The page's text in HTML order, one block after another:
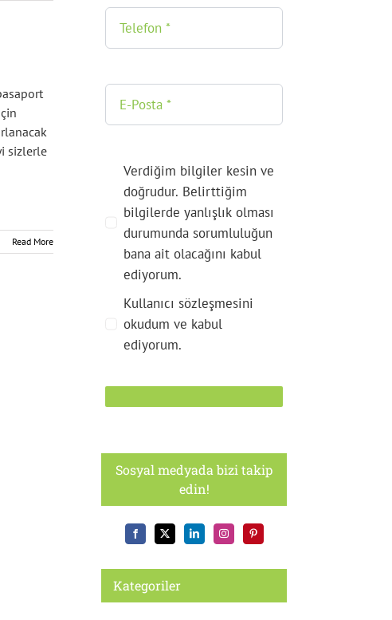
sizlerle
Read More
Verdiğim bilgiler kesin ve
doğrudur. Belirttiğim
bilgilerde yanlışlık olması
durumunda sorumluluğun
bana ait olacağını kabul
ediyorum.
Kullanıcı sözleşmesini
okudum ve kabul
ediyorum.
Sosyal medyada bizi takip
edin!
Kategoriler